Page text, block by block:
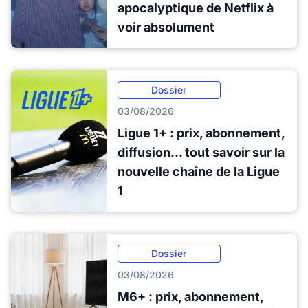
apocalyptique de Netflix à
voir absolument
Dossier
03/08/2026
Ligue 1+ : prix, abonnement,
diffusion... tout savoir sur la
nouvelle chaîne de la Ligue
1
Dossier
03/08/2026
M6+ : prix, abonnement,